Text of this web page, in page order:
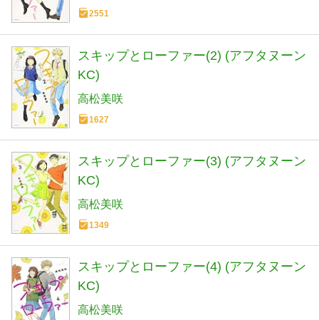
2551
スキップとローファー(2) (アフタヌーン
KC)
高松美咲
1627
スキップとローファー(3) (アフタヌーン
KC)
高松美咲
1349
スキップとローファー(4) (アフタヌーン
KC)
高松美咲